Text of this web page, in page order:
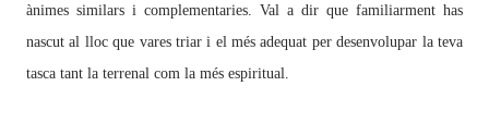
ànimes similars i complementaries. Val a dir que familiarment has
nascut al lloc que vares triar i el més adequat per desenvolupar la teva
tasca tant la terrenal com la més espiritual.